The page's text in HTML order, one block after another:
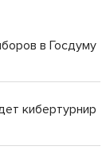
селе лошади
врачей
в Госдуму
кибертурнир